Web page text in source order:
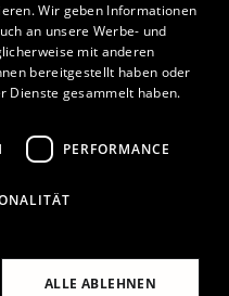
Wir geben Informationen
an unsere Werbe- und
mit anderen
bereitgestellt haben oder
Dienste gesammelt haben.
PERFORMANCE
ALLE ABLEHNEN